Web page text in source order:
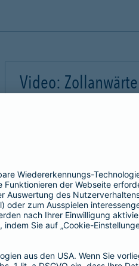
Video:
Wir benötigen Ihre
Wir verwenden einen
Dieser Service kann
Details durch und stimmen
Mehr Informationen
powered by